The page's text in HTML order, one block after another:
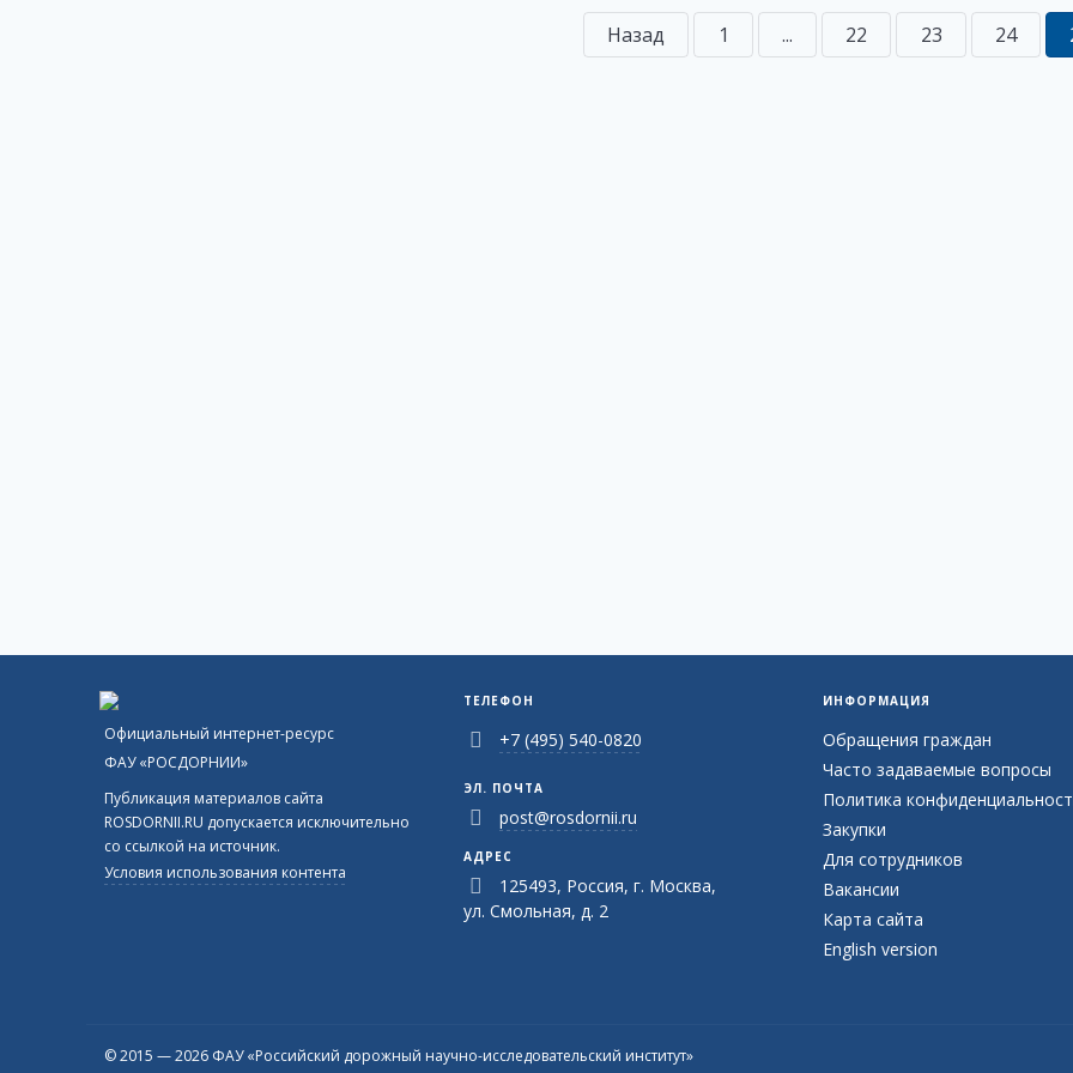
Назад 1 ... 22 23 24
Официальный интернет-ресурс
ФАУ «РОСДОРНИИ»
Публикация материалов сайта
ROSDORNII.RU допускается исключительно
со ссылкой на источник.
Условия использования контента
ТЕЛЕФОН
+7 (495) 540-0820
ЭЛ. ПОЧТА
post@rosdornii.ru
АДРЕС
125493, Россия, г. Москва,
ул. Смольная, д. 2
ИНФОРМАЦИЯ
Обращения граждан
Часто задаваемые вопросы
Политика
Закупки
Для сотрудников
Вакансии
Карта сайта
English version
© 2015 — 2026 ФАУ «Российский дорожный научно-исследовательский институт»